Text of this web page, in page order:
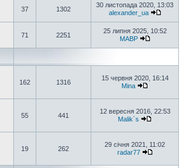
37 1302
30 листопада 2020, 13:03
alexander_ua
71 2251
25 липня 2025, 10:52
MABP
162 1316
15 червня 2020, 16:14
Mina
55 441
12 вересня 2016, 22:53
Malik`s
19 262
29 січня 2021, 11:02
radar77